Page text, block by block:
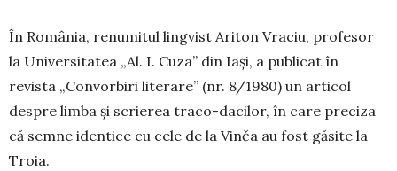
În România, renumitul lingvist Ariton Vraciu, pro­fesor
la Universitatea „Al. I. Cuza” din Iaşi, a publicat în
revista „Convor­biri literare” (nr. 8/1980) un articol
despre limba şi scri­erea traco-da­ci­lor, în care pre­ciza
că semne identice cu cele de la Vinča au fost găsite la
Tro­ia.